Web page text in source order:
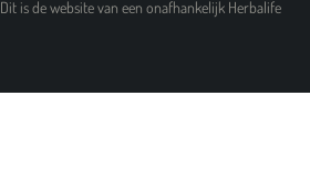
is de website van een onafhankelijk Herbalife